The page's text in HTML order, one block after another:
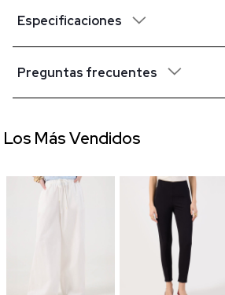
Especificaciones
Preguntas frecuentes
Los Más Vendidos